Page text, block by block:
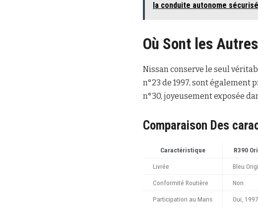
la conduite autonome
Où Sont les
Nissan conserve le seul
n°23 de 1997, sont
n°30, joyeusement exposée
Comparaison Des
Caractéristique R390
Livrée Bleu
Conformité Routière Non
Participation au Mans Oui,